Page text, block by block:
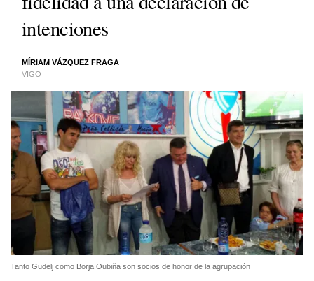
intenciones
MÍRIAM VÁZQUEZ FRAGA
VIGO
Tanto Gudelj como Borja Oubiña son socios de honor de la agrupación